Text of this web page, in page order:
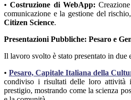
• Costruzione di WebApp:
comunicazione e la gestione del
Citizen Science.
Presentazioni Pubbliche: Pesaro e
Il lavoro svolto è stato presentato in due
• Pesaro, Capitale Italiana della
condiviso i risultati delle loro attività
prestigio, mostrando come la scienza